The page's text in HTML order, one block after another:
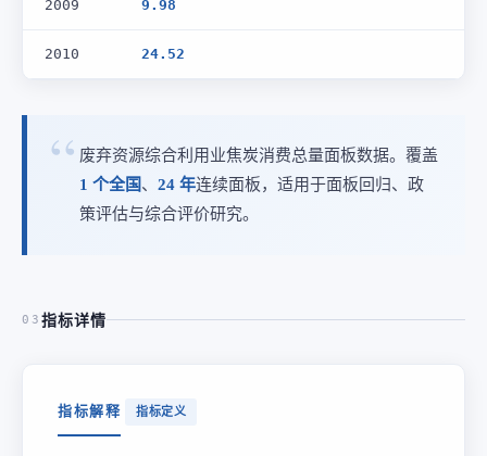
2009 9.98
2010 24.52
废弃资源综合利用业焦炭消费总量面板数据。覆盖
1 个全国、 24 年连续面板，适用于面板回归、政
策评估与综合评价研究。
03 指标详情
指标解释 指标定义